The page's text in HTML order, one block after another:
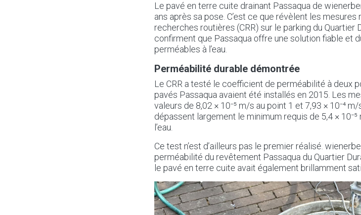
Le pavé en terre cuite drainant Passaqua de
ans après sa pose. C’est ce que révèlent les
recherches routières (CRR) sur le parking du Quartier
confirment que Passaqua offre une solution fiable et
perméables à l’eau.
Perméabilité durable démontrée
Le CRR a testé le coefficient de perméabilité à deux
pavés Passaqua avaient été installés en 2015. Les
valeurs de 8,02 × 10⁻⁵ m/s au point 1 et 7,93 × 10⁻⁴
dépassent largement le minimum requis de 5,4 ×
l’eau.
Ce test n’est d’ailleurs pas le premier réalisé.
perméabilité du revêtement Passaqua du Quartier
le pavé en terre cuite avait également brillamment